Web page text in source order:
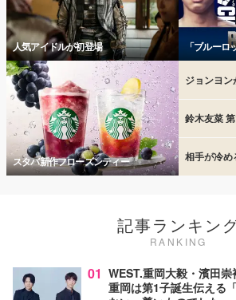
人気アイドルが初登場 「ブルー
スタバ新作フローズンティー
ジョンヨ
鈴木友菜
相手が冷
記事ランキン
RANKING
01 WEST.重岡大毅・濱田
重岡は第1子誕生伝える